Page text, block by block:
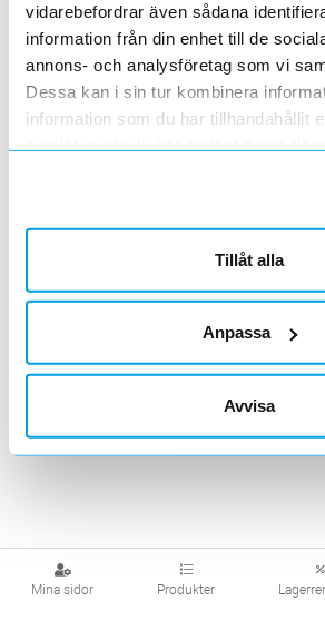
vidarebefordrar även sådana
information från din enhet till de
annons- och analysföretag som vi
Dessa kan i sin tur kombinera
information som du har tillhandahållit
samlat in när du har använt deras
Tillåt alla
Anpassa
Avvisa
Mina sidor Produkter
Kraftkabel PTTA boxar
Tillbehör Transientskydd
Visa produkter från alla underliggande